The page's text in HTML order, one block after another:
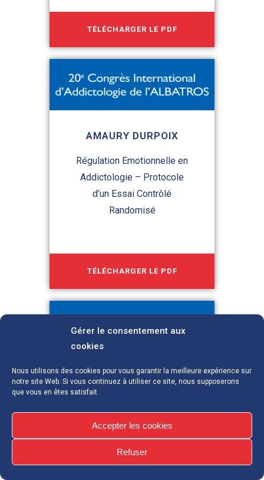
Gérer le consentement aux
cookies
Nous utilisons des cookies pour vous garantir la meilleure expérience sur
notre site Web. Si vous continuez à utiliser ce site, nous supposerons
que vous en êtes satisfait
Accepter les cookies
Refuser
TÉLÉCHARGER LE PDF
AMAURY DURPOIX
Régulation Emotionnelle en
Addictologie – Protocole
d’un Essai Contrôlé
Randomisé
TÉLÉCHARGER LE PDF
CATHERINE
T.A.C. : un dispositif innovant